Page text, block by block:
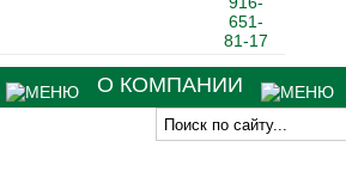
О КОМПАНИИ